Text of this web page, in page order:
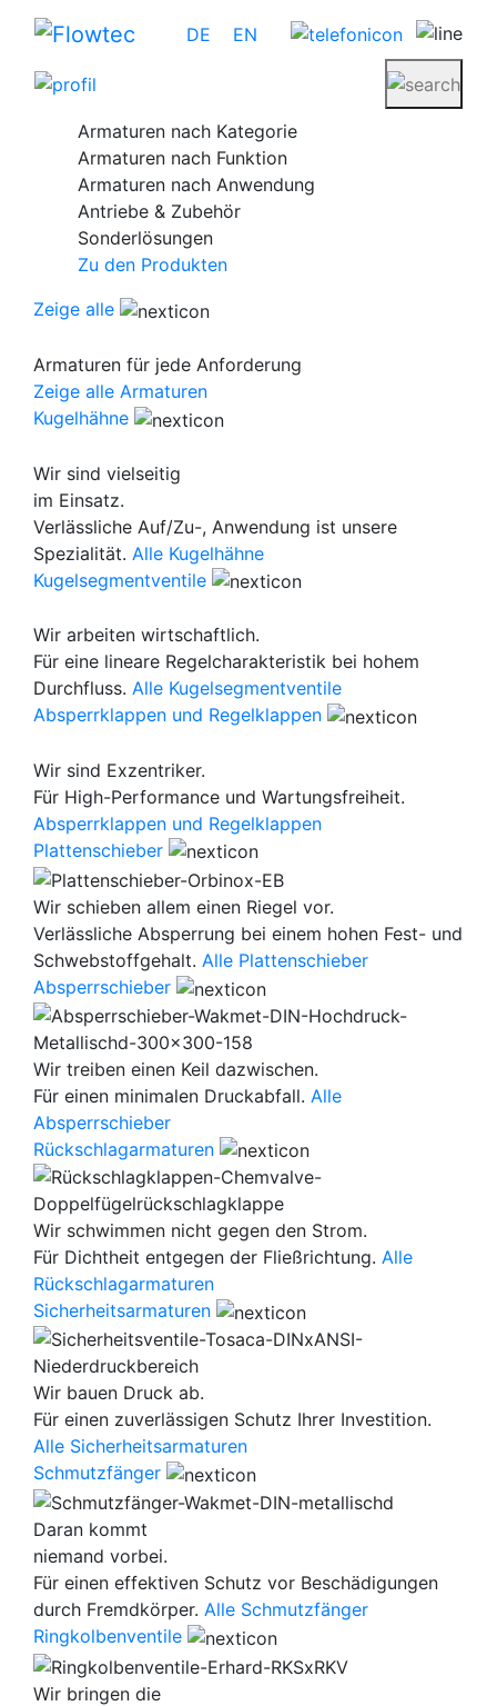
Skip
content
DE EN
Armaturen nach Kategorie
Armaturen nach Funktion
Armaturen nach Anwendung
Antriebe & Zubehör
Sonderlösungen
Zu den Produkten
Zeige alle
Armaturen für jede Anforderung
Zeige alle Armaturen
Kugelhähne
Wir sind vielseitig
im Einsatz.
Verlässliche Auf/Zu-, Anwendung ist unsere
Spezialität. Alle Kugelhähne
Kugelsegmentventile
Wir arbeiten wirtschaftlich.
Für eine lineare Regelcharakteristik bei hohem
Durchfluss. Alle Kugelsegmentventile
Absperrklappen und Regelklappen
Wir sind Exzentriker.
Für High-Performance und Wartungsfreiheit.
Absperrklappen und Regelklappen
Plattenschieber
Wir schieben allem einen Riegel vor.
Verlässliche Absperrung bei einem hohen Fest- und
Schwebstoffgehalt. Alle Plattenschieber
Absperrschieber
Wir treiben einen Keil dazwischen.
Für einen minimalen Druckabfall. Alle
Absperrschieber
Rückschlagarmaturen
Wir schwimmen nicht gegen den Strom.
Für Dichtheit entgegen der Fließrichtung. Alle
Rückschlagarmaturen
Sicherheitsarmaturen
Wir bauen Druck ab.
Für einen zuverlässigen Schutz Ihrer Investition.
Alle Sicherheitsarmaturen
Schmutzfänger
Daran kommt
niemand vorbei.
Für einen effektiven Schutz vor Beschädigungen
durch Fremdkörper. Alle Schmutzfänger
Ringkolbenventile
Wir bringen die